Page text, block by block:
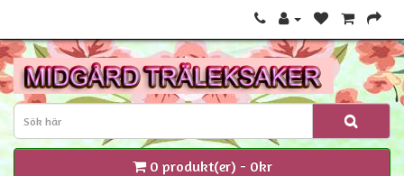
0 produkt(er) - 0kr